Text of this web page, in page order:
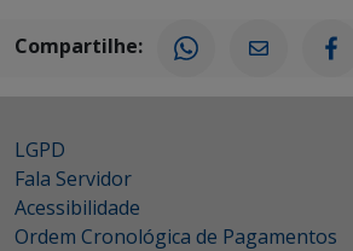
Compartilhe:
LGPD
Fala Servidor
Acessibilidade
Ordem Cronológica de Pagamentos